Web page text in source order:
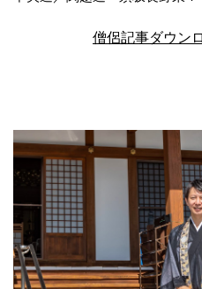
僧侶記事ダウン